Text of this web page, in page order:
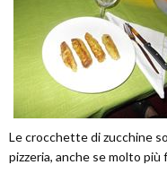
Le crocchette di zucchine
pizzeria, anche se molto più